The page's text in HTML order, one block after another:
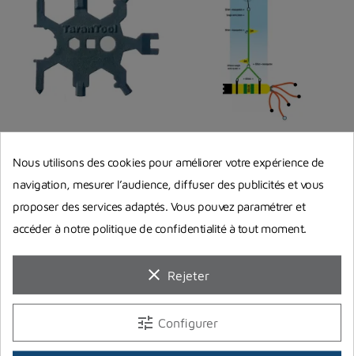
plongée sous-marine
Prix
85,00 €
En stock chez notre fournisseur
6m
AQUATYS
Prix
1 195,00 €
En stock chez notre fournisseur
Nous utilisons des cookies pour améliorer votre expérience de
navigation, mesurer l’audience, diffuser des publicités et vous
proposer des services adaptés. Vous pouvez paramétrer et
accéder à notre politique de confidentialité à tout moment.
clear Rejeter
tune Configurer